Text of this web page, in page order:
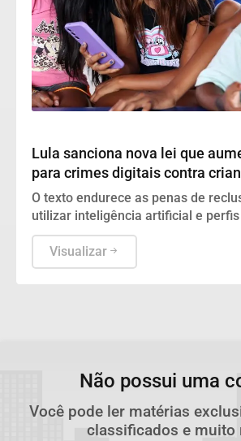
Lula sanciona nova lei que
para crimes digitais contra
O texto endurece as penas de
utilizar inteligência artificial e
aliciamento e exploração de
Visualizar
Não possui uma
Você pode ler matérias
classificados e muito